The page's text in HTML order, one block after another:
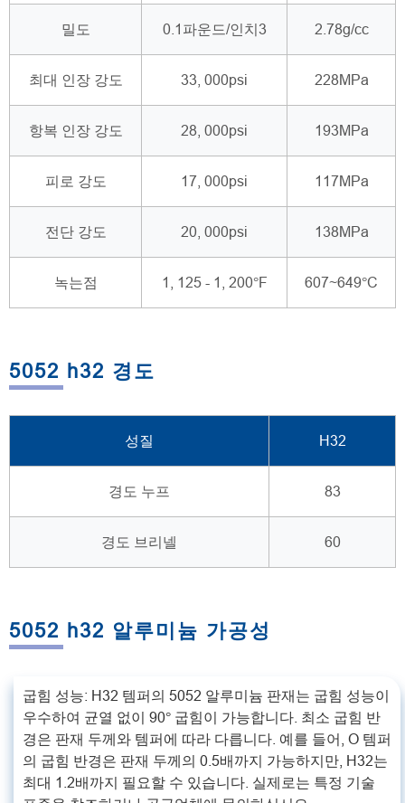
밀도 0.1파운드/인치3 2.78g/cc
최대 인장 강도 33, 000psi 228MPa
항복 인장 강도 28, 000psi 193MPa
피로 강도 17, 000psi 117MPa
전단 강도 20, 000psi 138MPa
녹는점 1, 125 - 1, 200°F 607~649°C
5052 h32 경도
성질 H32
경도 누프 83
경도 브리넬 60
5052 h32 알루미늄 가공성
굽힘 성능: H32 템퍼의 5052 알루미늄 판재는 굽힘 성능이
우수하여 균열 없이 90° 굽힘이 가능합니다. 최소 굽힘 반
경은 판재 두께와 템퍼에 따라 다릅니다. 예를 들어, O 템퍼
의 굽힘 반경은 판재 두께의 0.5배까지 가능하지만, H32는
최대 1.2배까지 필요할 수 있습니다. 실제로는 특정 기술